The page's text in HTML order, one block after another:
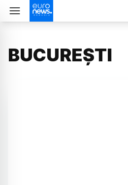
BUCUREȘTI